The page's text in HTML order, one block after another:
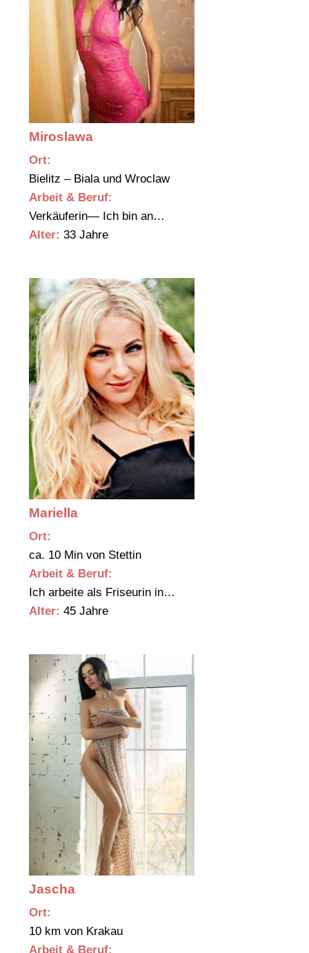
Miroslawa
Ort:
Bielitz – Biala und Wroclaw
Arbeit & Beruf:
Verkäuferin— Ich bin an…
Alter: 33 Jahre
Mariella
Ort:
ca. 10 Min von Stettin
Arbeit & Beruf:
Ich arbeite als Friseurin in…
Alter: 45 Jahre
Jascha
Ort:
10 km von Krakau
Arbeit & Beruf: